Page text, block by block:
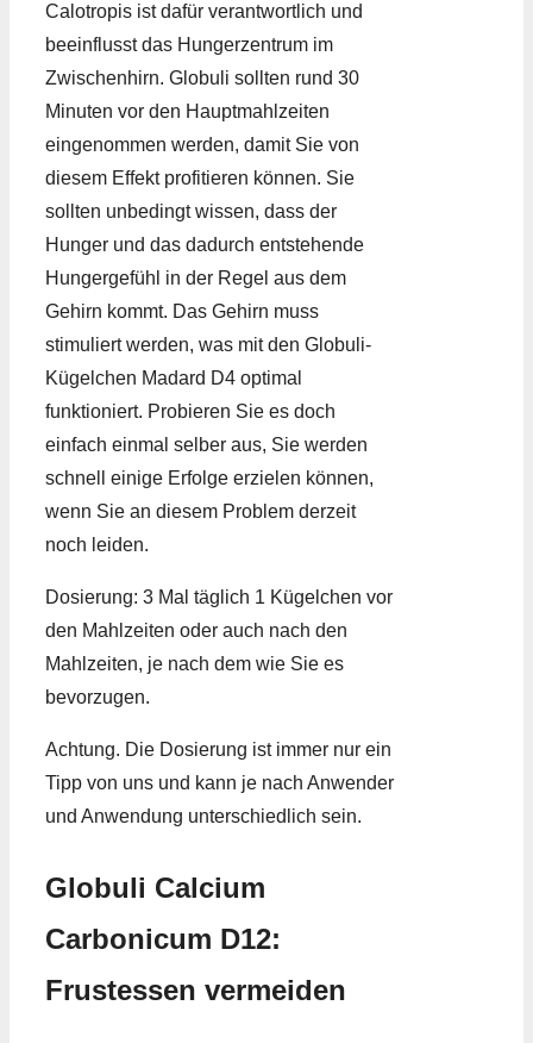
Calotropis ist dafür verantwortlich und
beeinflusst das Hungerzentrum im
Zwischenhirn. Globuli sollten rund 30
Minuten vor den Hauptmahlzeiten
eingenommen werden, damit Sie von
diesem Effekt profitieren können. Sie
sollten unbedingt wissen, dass der
Hunger und das dadurch entstehende
Hungergefühl in der Regel aus dem
Gehirn kommt. Das Gehirn muss
stimuliert werden, was mit den Globuli-
Kügelchen Madard D4 optimal
funktioniert. Probieren Sie es doch
einfach einmal selber aus, Sie werden
schnell einige Erfolge erzielen können,
wenn Sie an diesem Problem derzeit
noch leiden.
Dosierung: 3 Mal täglich 1 Kügelchen vor
den Mahlzeiten oder auch nach den
Mahlzeiten, je nach dem wie Sie es
bevorzugen.
Achtung. Die Dosierung ist immer nur ein
Tipp von uns und kann je nach Anwender
und Anwendung unterschiedlich sein.
Globuli Calcium
Carbonicum D12:
Frustessen vermeiden